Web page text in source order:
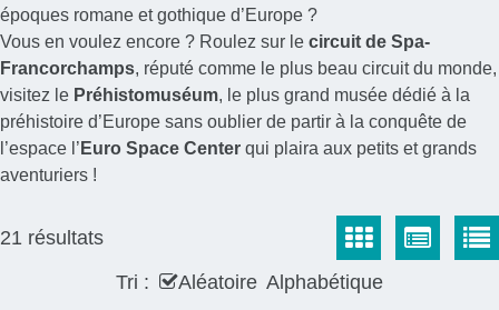
époques romane et gothique d’Europe ?
Vous en voulez encore ? Roulez sur le circuit de Spa-
Francorchamps, réputé comme le plus beau circuit du monde,
visitez le Préhistomuséum, le plus grand musée dédié à la
préhistoire d’Europe sans oublier de partir à la conquête de
l’espace l’ Euro Space Center qui plaira aux petits et grands
aventuriers !
21 résultats
Tri :
Aléatoire Alphabétique